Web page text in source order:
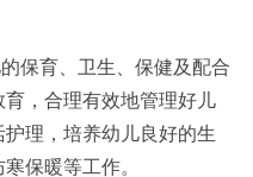
保育、卫生、保健及配合
，合理有效地管理好儿
理，培养幼儿良好的生
保暖等工作。